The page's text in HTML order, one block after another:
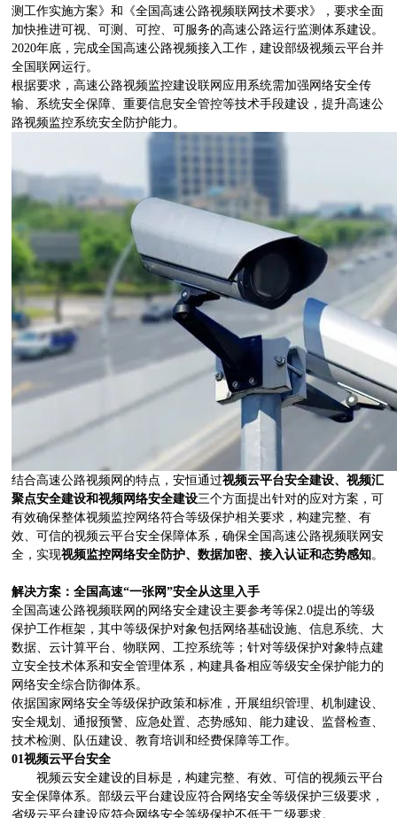
测工作实施方案》和《全国高速公路视频联网技术要求》，要求全面
加快推进可视、可测、可控、可服务的高速公路运行监测体系建设。
2020年底，完成全国高速公路视频接入工作，建设部级视频云平台并
全国联网运行。
根据要求，高速公路视频监控建设联网应用系统需加强网络安全传
输、系统安全保障、重要信息安全管控等技术手段建设，提升高速公
路视频监控系统安全防护能力。
结合高速公路视频网的特点，安恒通过视频云平台安全建设、视频汇
聚点安全建设和视频网络安全建设三个方面提出针对的应对方案，可
有效确保整体视频监控网络符合等级保护相关要求，构建完整、有
效、可信的视频云平台安全保障体系，确保全国高速公路视频联网安
全，实现视频监控网络安全防护、数据加密、接入认证和态势感知。
解决方案：全国高速“一张网”安全从这里入手
全国高速公路视频联网的网络安全建设主要参考等保2.0提出的等级
保护工作框架，其中等级保护对象包括网络基础设施、信息系统、大
数据、云计算平台、物联网、工控系统等；针对等级保护对象特点建
立安全技术体系和安全管理体系，构建具备相应等级安全保护能力的
网络安全综合防御体系。
依据国家网络安全等级保护政策和标准，开展组织管理、机制建设、
安全规划、通报预警、应急处置、态势感知、能力建设、监督检查、
技术检测、队伍建设、教育培训和经费保障等工作。
01视频云平台安全
视频云安全建设的目标是，构建完整、有效、可信的视频云平台
安全保障体系。部级云平台建设应符合网络安全等级保护三级要求，
省级云平台建设应符合网络安全等级保护不低于二级要求。